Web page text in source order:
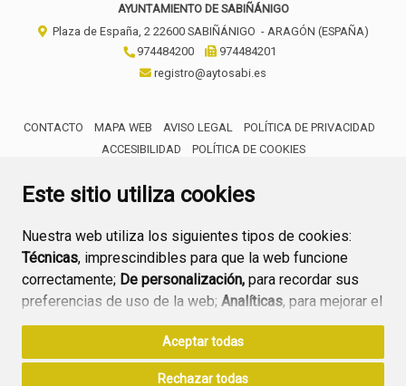
Este sitio utiliza cookies
Nuestra web utiliza los siguientes tipos de cookies:
Técnicas, imprescindibles para que la web funcione
correctamente; De personalización, para recordar sus
preferencias de uso de la web; Analíticas, para mejorar el
funcionamiento de la web y sus servicios.
Si acepta pulsando el botón“Aceptar todas”
consideramos que acepta su uso. Si pulsa el botón
Aceptar todas
Rechazar todas
AYUNTAMIENTO DE SABIÑÁNIGO
Plaza de España, 2 22600 SABIÑÁNIGO - ARAGÓN (ESPAÑA)
974484200
974484201
registro@aytosabi.es
CONTACTO MAPA WEB AVISO LEGAL
POLÍTICA DE PRIVACIDAD
ACCESIBILIDAD
POLÍTICA DE COOKIES